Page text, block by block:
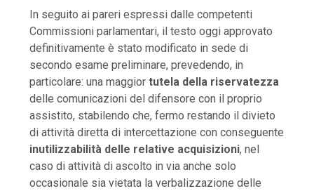
In seguito ai pareri espressi dalle competenti
Commissioni parlamentari, il testo oggi approvato
definitivamente è stato modificato in sede di
secondo esame preliminare, prevedendo, in
particolare: una maggiortutela della riservatezza
delle comunicazioni del difensore con il proprio
assistito, stabilendo che, fermo restando il divieto
di attività diretta di intercettazione con conseguente
inutilizzabilità delle relative acquisizioni, nel
caso di attività di ascolto in via anche solo
occasionale sia vietata la verbalizzazione delle